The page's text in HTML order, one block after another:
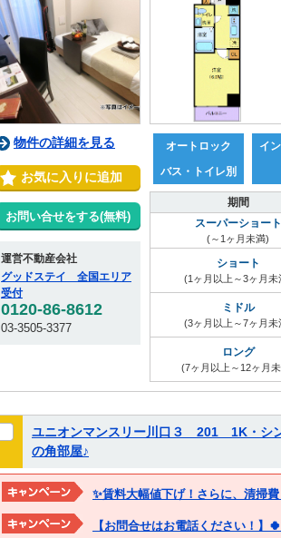
物件の詳細を見る
お気に入りに追加
お問い合せをする(無料)
運営不動産会社
グッドステイ 全国エリア
受付
0120-86-8612
03-3505-3377
オートロック イ
バス・トイレ別
期間
スーパーショート
(～1ヶ月未満)
ショート
(1ヶ月以上～3ヶ月未
ミドル
(3ヶ月以上～7ヶ月未
ロング
(7ヶ月以上～12ヶ月
ユニオンマンスリー川口３ 201 1K・シ
の角部屋♪
✨賃料大幅値下げ！さらに、清掃